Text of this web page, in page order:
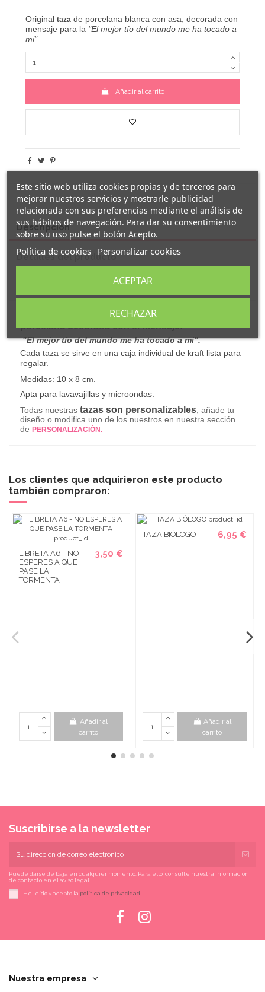
Original taza de porcelana blanca con asa, decorada con
mensaje para la "El mejor tío del mundo me ha tocado a
mi".
Añadir al carrito
Descripción
Detalles del producto
Original y simpática taza personalizada
porcelana decorada con el mensaje:
"El mejor tío del mundo me ha tocado a mi".
Cada taza se sirve en una caja individual de kraft lista para
regalar.
Medidas: 10 x 8 cm.
Apta para lavavajillas y microondas.
Todas nuestras tazas son personalizables , añade tu
diseño o modifica uno de los nuestros en nuestra sección
de PERSONALIZACIÓN.
Los clientes que adquirieron este producto
también compraron:
LIBRETA A6 - NO
ESPERES A QUE
PASE LA
TORMENTA
3,50 €
Añadir al
carrito
TAZA BIÓLOGO 6,95 €
Añadir al
carrito
Suscribirse a la newsletter
Puede darse de baja en cualquier momento. Para ello, consulte nuestra información
de contacto en el aviso legal.
He leído y acepto la política de privacidad
Nuestra empresa
Este sitio web utiliza cookies propias y de terceros para
mejorar nuestros servicios y mostrarle publicidad
relacionada con sus preferencias mediante el análisis de
sus hábitos de navegación. Para dar su consentimiento
sobre su uso pulse el botón Acepto.
Política de cookies Personalizar cookies
RECHAZAR
ACEPTAR